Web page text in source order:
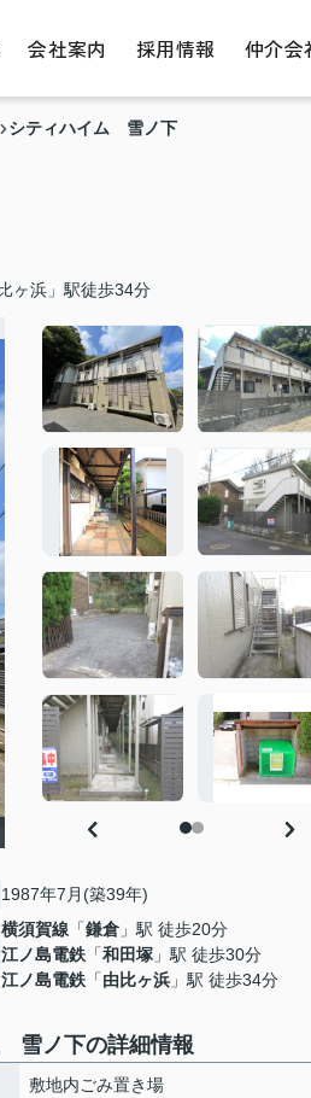
会社案内 採用情報 仲介会
シティハイム 雪ノ下
ヶ浜」駅徒歩34分
1987年7月(築39年)
横須賀線 「鎌倉 」駅 徒歩20分
江ノ島電鉄 「和田塚 」駅 徒歩30分
江ノ島電鉄 「由比ヶ浜 」駅 徒歩34分
雪ノ下の詳細情報
敷地内ごみ置き場